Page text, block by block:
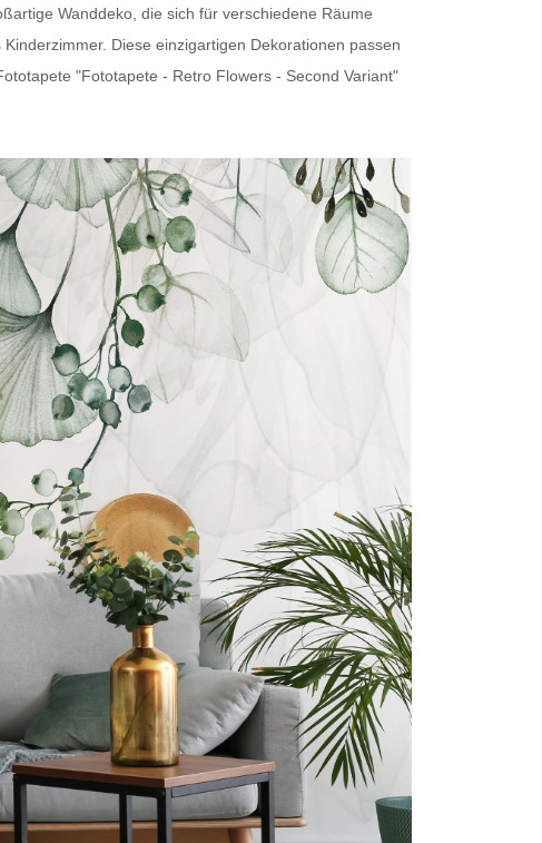
Wanddeko, die sich für verschiedene Räume
Diese einzigartigen Dekorationen passen
"Fototapete - Retro Flowers - Second Variant"